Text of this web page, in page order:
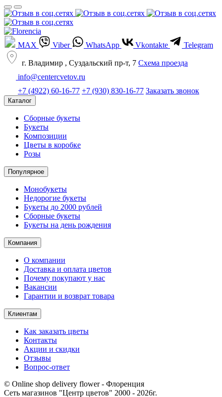
MAX Viber WhatsApp Vkontakte Telegram
г. Владимир , Суздальский пр-т, 7 Cхема проезда
info@centercvetov.ru
+7 (4922) 60-16-77 +7 (930) 830-16-77 Заказать звонок
Каталог
Сборные букеты
Букеты
Композиции
Цветы в коробке
Розы
Популярное
Монобукеты
Недорогие букеты
Букеты до 2000 рублей
Сборные букеты
Букеты на день рождения
Компания
О компании
Доставка и оплата цветов
Почему покупают у нас
Вакансии
Гарантии и возврат товара
Клиентам
Как заказать цветы
Контакты​
Акции и скидки
Отзывы
Вопрос-ответ
© Online shop delivery flower - Флоренция
Сеть магазинов "Центр цветов" 2000 ‐ 2026г.